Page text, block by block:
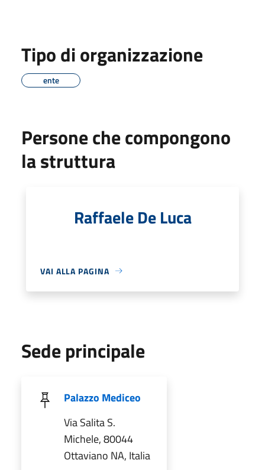
Tipo di organizzazione
ente
Persone che compongono
la struttura
Raffaele De Luca
VAI ALLA PAGINA
Sede principale
Palazzo Mediceo
Via Salita S.
Michele, 80044
Ottaviano NA, Italia